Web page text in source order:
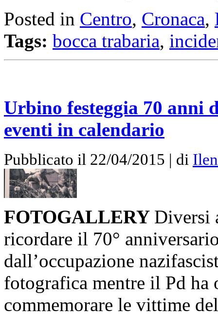
Posted in Centro, Cronaca,
Tags: bocca trabaria,
Urbino festeggia 70
eventi in calendario
Pubblicato il 22/04/2015 | di
FOTOGALLERY Diversi
ricordare il 70°
dall’occupazione
fotografica mentre il Pd ha
commemorare le vittime